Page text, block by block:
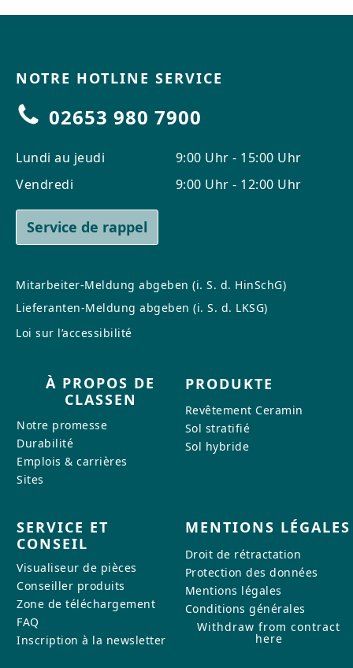
NOTRE HOTLINE SERVICE
02653 980 7900
Lundi au jeudi
Vendredi
9:00 Uhr - 15:00 Uhr
9:00 Uhr - 12:00 Uhr
Service de rappel
Mitarbeiter-Meldung abgeben (i. S. d. HinSchG)
Lieferanten-Meldung abgeben (i. S. d. LKSG)
Loi sur l’accessibilité
À PROPOS DE
CLASSEN
Notre promesse
Durabilité
Emplois & carrières
Sites
PRODUKTE
Revêtement Ceramin
Sol stratifié
Sol hybride
SERVICE ET
CONSEIL
Visualiseur de pièces
Conseiller produits
Zone de téléchargement
FAQ
Inscription à la newsletter
MENTIONS LÉGALES
Droit de rétractation
Protection des données
Mentions légales
Conditions générales
Withdraw from contract
here